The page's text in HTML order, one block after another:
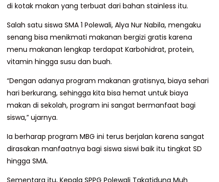
di kotak makan yang terbuat dari bahan stainless itu.
Salah satu siswa SMA 1 Polewali, Alya Nur Nabila, mengaku
senang bisa menikmati makanan bergizi gratis karena
menu makanan lengkap terdapat Karbohidrat, protein,
vitamin hingga susu dan buah.
“Dengan adanya program makanan gratisnya, biaya sehari
hari berkurang, sehingga kita bisa hemat untuk biaya
makan di sekolah, program ini sangat bermanfaat bagi
siswa,” ujarnya.
Ia berharap program MBG ini terus berjalan karena sangat
dirasakan manfaatnya bagi siswa siswi baik itu tingkat SD
hingga SMA.